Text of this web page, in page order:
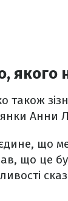
якого
також
Анни
що
що це